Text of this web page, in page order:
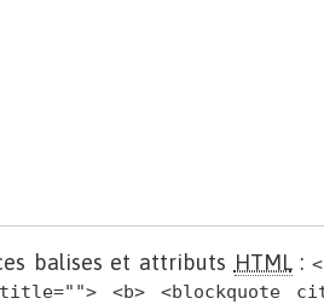
balises et attributs HTML:
<b> <blockquote